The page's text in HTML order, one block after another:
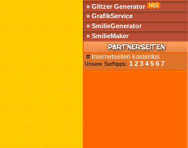
» Glitzer Generator
» GrafikService
» SmilieGenerator
» SmilieMaker
# Internetseiten kostenlos
Unsere Surftipps: 1 2 3 4 5 6 7